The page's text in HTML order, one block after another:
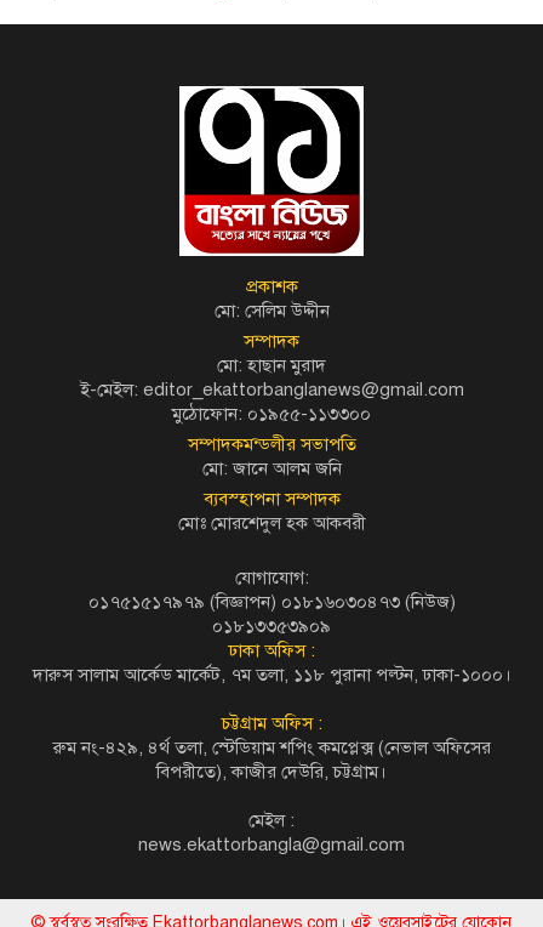
প্রকাশক
মো: সেলিম উদ্দীন
সম্পাদক
মো: হাছান মুরাদ
ই-মেইল: editor_ekattorbanglanews@gmail.com
মুঠোফোন: ০১৯৫৫-১১৩৩০০
সম্পাদকমন্ডলীর সভাপতি
মো: জানে আলম জনি
ব্যবস্হাপনা সম্পাদক
মোঃ মোরশেদুল হক আকবরী
যোগাযোগ:
০১৭৫১৫১৭৯৭৯ (বিজ্ঞাপন) ০১৮১৬০৩০৪৭৩ (নিউজ)
০১৮১৩৩৫৩৯০৯
ঢাকা অফিস :
দারুস সালাম আর্কেড মার্কেট, ৭ম তলা, ১১৮ পুরানা পল্টন, ঢাকা-১০০০।
চট্টগ্রাম অফিস :
রুম নং-৪২৯, ৪র্থ তলা, স্টেডিয়াম শপিং কমপ্লেক্স (নেভাল অফিসের
বিপরীতে), কাজীর দেউরি, চট্টগ্রাম।
মেইল :
news.ekattorbangla@gmail.com
© স্বর্বস্বত্ব সংরক্ষিত Ekattorbanglanews.com। এই ওয়েবসাইটের যোকোন